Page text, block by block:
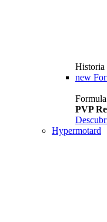
Historia
new
PVP
Hypermotard